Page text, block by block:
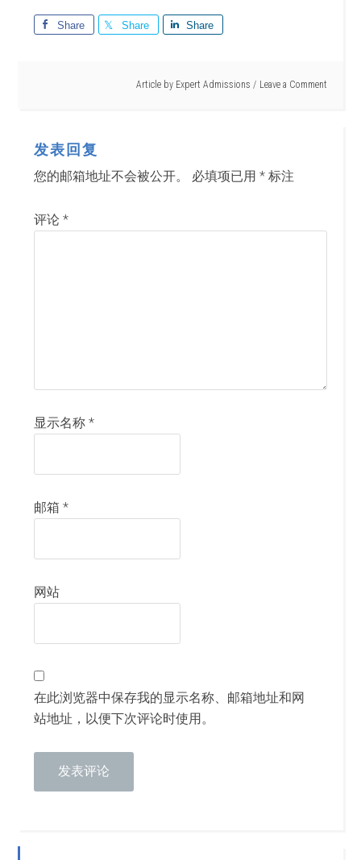
Share Share Share
Article by Expert Admissions Leave a Comment
发表回复
您的邮箱地址不会被公开。 必填项已用* 标注
评论*
显示名称*
邮箱*
网站
在此浏览器中保存我的显示名称、邮箱地址和网
站地址，以便下次评论时使用。